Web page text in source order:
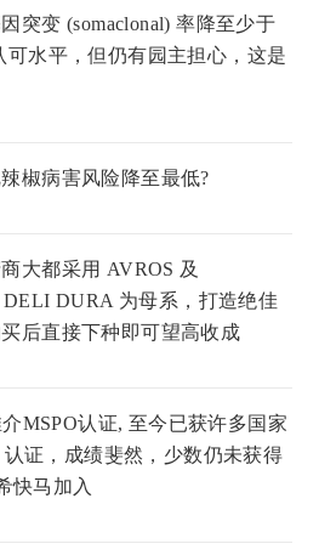
突变 (somaclonal) 率降至少于
可水平，但仍有园主担心，这是
椒病害风险降至最低?
大都采用 AVROS 及
DURA 为母系，打造绝佳
后直接下种即可望高收成
MSPO认证, 至今已获许多国家
证，成绩斐然，少数仍未获得
快马加入